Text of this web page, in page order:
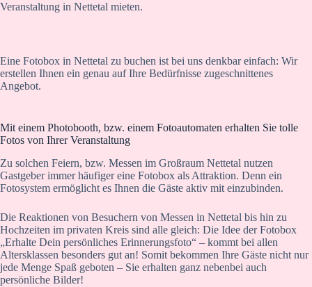
Veranstaltung in Nettetal mieten.
Eine Fotobox in Nettetal zu buchen ist bei uns denkbar einfach: Wir
erstellen Ihnen ein genau auf Ihre Bedürfnisse zugeschnittenes
Angebot.
Mit einem Photobooth, bzw. einem Fotoautomaten erhalten Sie tolle
Fotos von Ihrer Veranstaltung
Zu solchen Feiern, bzw. Messen im Großraum Nettetal nutzen
Gastgeber immer häufiger eine Fotobox als Attraktion. Denn ein
Fotosystem ermöglicht es Ihnen die Gäste aktiv mit einzubinden.
Die Reaktionen von Besuchern von Messen in Nettetal bis hin zu
Hochzeiten im privaten Kreis sind alle gleich: Die Idee der Fotobox
„Erhalte Dein persönliches Erinnerungsfoto“ – kommt bei allen
Altersklassen besonders gut an! Somit bekommen Ihre Gäste nicht nur
jede Menge Spaß geboten – Sie erhalten ganz nebenbei auch
persönliche Bilder!